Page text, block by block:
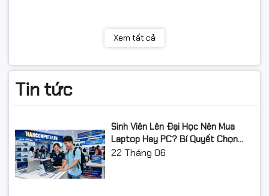
Xem tất cả
Tin tức
Sinh Viên Lên Đại Học Nên Mua
Laptop Hay PC? Bí Quyết Chọn
Máy Tính Đúng Nhu Cầu, Không
22 Tháng 06